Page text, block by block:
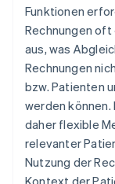
Funktionen
Rechnungen oft
aus, was
Rechnungen
bzw. Patienten
werden
daher flexible
relevanter
Nutzung der
Kontext der